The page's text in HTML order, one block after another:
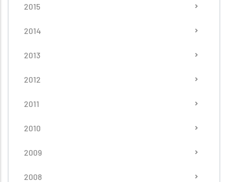
2015
2014
2013
2012
2011
2010
2009
2008